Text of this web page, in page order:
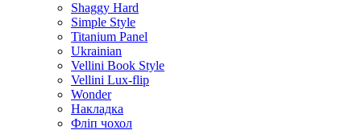
Shaggy Hard
Simple Style
Titanium Panel
Ukrainian
Vellini Book Style
Vellini Lux-flip
Wonder
Накладка
Фліп чохол